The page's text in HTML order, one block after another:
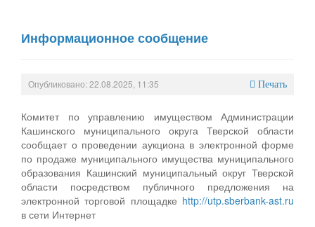
Информационное сообщение
Опубликовано: 22.08.2025, 11:35 Печать
Комитет по управлению имуществом Администрации
Кашинского муниципального округа Тверской области
сообщает о проведении аукциона в электронной форме
по продаже муниципального имущества муниципального
образования Кашинский муниципальный округ Тверской
области посредством публичного предложения на
электронной торговой площадке http://utp.sberbank-ast.ru
в сети Интернет